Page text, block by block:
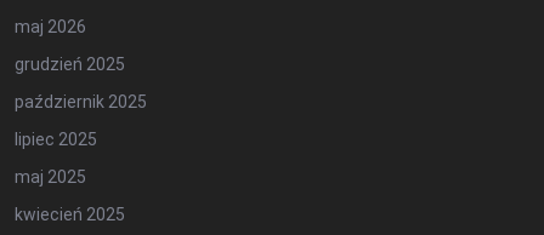
maj 2026
grudzień 2025
październik 2025
lipiec 2025
maj 2025
kwiecień 2025